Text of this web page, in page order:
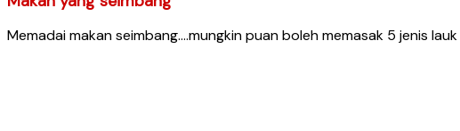
Memadai makan seimbang….mungkin puan boleh memasak 5 jenis